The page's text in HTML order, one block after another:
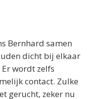
Bernhard samen
dicht bij elkaar
wordt zelfs
contact. Zulke
gerucht, zeker nu